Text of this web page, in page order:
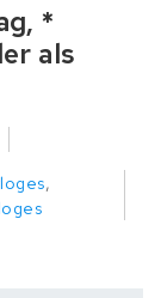
*
als
,